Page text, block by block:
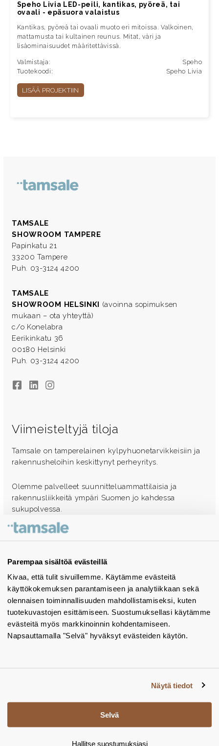
Parempaa sisältöä evästeillä
Kivaa, että tulit sivuillemme. Käytämme evästeitä
käyttökokemuksen parantamiseen ja analytiikkaan sekä
olennaisen toiminnallisuuden mahdollistamiseksi, kuten
tuotekuvastojen esittämiseen. Suostumuksellasi käytämme
evästeitä myös markkinoinnin kohdentamiseen.
Napsauttamalla "Selvä" hyväksyt evästeiden käytön.
Näytä tiedot
Selvä
Hallitse suostumuksiasi
Speho Livia LED-peili, kantikas, pyöreä, tai
ovaali - epäsuora valaistus
Kantikas, pyöreä tai ovaali muoto eri mitoissa. Valkoinen,
mattamusta tai kultainen reunus. Mitat, väri ja
lisäominaisuudet määritettävissä.
Valmistaja:
Speho
Tuotekoodi:
Speho Livia
LISÄÄ PROJEKTIIN
TAMSALE
SHOWROOM TAMPERE
Papinkatu 21
33200 Tampere
Puh. 03-3124 4200
TAMSALE
SHOWROOM HELSINKI (avoinna sopimuksen
mukaan – ota yhteyttä)
c/o Konelabra
Eerikinkatu 36
00180 Helsinki
Puh. 03-3124 4200
FacebookLinkedInInstagram
Viimeisteltyjä tiloja
Tamsale on tamperelainen kylpyhuonetarvikkeisiin ja
rakennusheloihin keskittynyt perheyritys.
Olemme palvelleet suunnitteluammattilaisia ja
rakennusliikkeitä ympäri Suomen jo kahdessa
sukupolvessa.
Ota yhteyttä - autamme mielellämme
Tuotekuvastot
Instagram
BIM-objektit
Yhteystiedot
Tiedotteet